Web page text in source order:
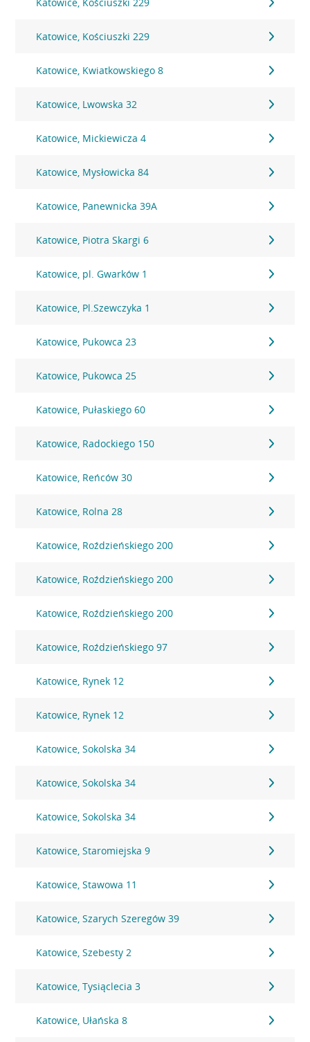
Katowice, Kościuszki 229
Katowice, Kwiatkowskiego 8
Katowice, Lwowska 32
Katowice, Mickiewicza 4
Katowice, Mysłowicka 84
Katowice, Panewnicka 39A
Katowice, Piotra Skargi 6
Katowice, pl. Gwarków 1
Katowice, Pl.Szewczyka 1
Katowice, Pukowca 23
Katowice, Pukowca 25
Katowice, Pułaskiego 60
Katowice, Radockiego 150
Katowice, Reńców 30
Katowice, Rolna 28
Katowice, Roździeńskiego 200
Katowice, Roździeńskiego 200
Katowice, Roździeńskiego 200
Katowice, Roździeńskiego 97
Katowice, Rynek 12
Katowice, Rynek 12
Katowice, Sokolska 34
Katowice, Sokolska 34
Katowice, Sokolska 34
Katowice, Staromiejska 9
Katowice, Stawowa 11
Katowice, Szarych Szeregów 39
Katowice, Szebesty 2
Katowice, Tysiąclecia 3
Katowice, Ułańska 8